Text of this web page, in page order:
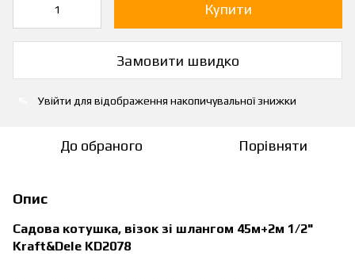
Купити
Замовити швидко
Увійти для відображення накопичувальної знижки
До обраного Порівняти
Опис
Садова котушка, візок зі шлангом 45м+2м 1/2"
Kraft&Dele KD2078